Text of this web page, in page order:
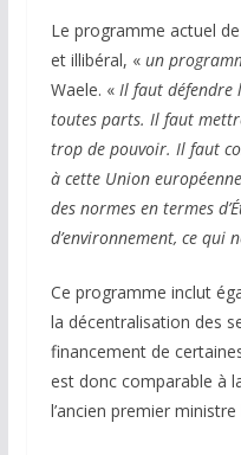
Le programme actuel
et illibéral, « un
Waele. « Il faut défendre
toutes parts. Il faut
trop de pouvoir. Il faut
à cette Union
des normes en termes
d’environnement, ce qui
Ce programme inclut
la décentralisation des
financement de
est donc comparable à
l’ancien premier